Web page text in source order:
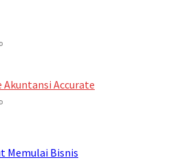
Memulai Bisnis